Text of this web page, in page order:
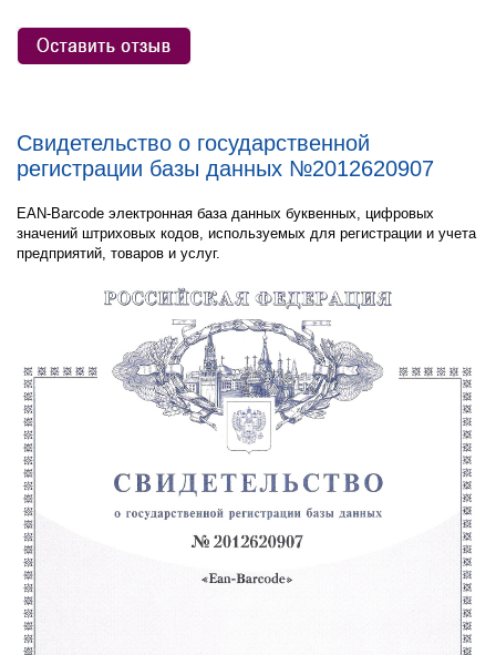
Свидетельство о государственной
регистрации базы данных №2012620907
EAN-Barcode электронная база данных буквенных, цифровых
значений штриховых кодов, используемых для регистрации и учета
предприятий, товаров и услуг.